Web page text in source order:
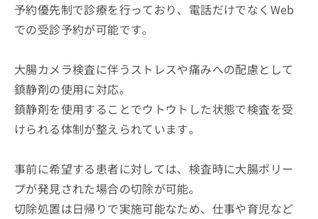
予約優先制で診療を行っており、電話だけでなくWeb
での受診予約が可能です。
大腸カメラ検査に伴うストレスや痛みへの配慮として
鎮静剤の使用に対応。
鎮静剤を使用することでウトウトした状態で検査を受
けられる体制が整えられています。
事前に希望する患者に対しては、検査時に大腸ポリー
プが発見された場合の切除が可能。
切除処置は日帰りで実施可能なため、仕事や育児など